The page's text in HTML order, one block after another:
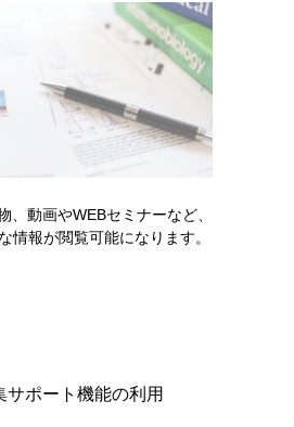
ーサ専用保冷バッグ用保冷剤
年4月）
ための使い方ハンドブック
テックスフリー品用）（2026
、動画やWEBセミナーなど、
情報が閲覧可能になります。
サポート機能の利用